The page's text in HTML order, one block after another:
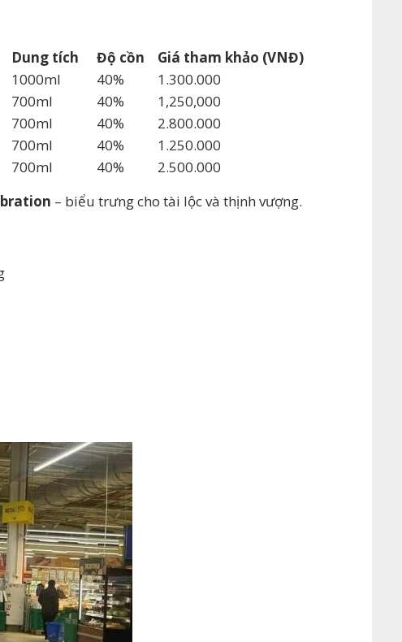
Dung tích Độ cồn
Giá tham khảo (VNĐ)
1000ml 40%
1.300.000
700ml 40%
1,250,000
700ml 40%
2.800.000
700ml 40%
1.250.000
700ml 40%
2.500.000
– biểu trưng cho tài lộc và thịnh vượng.